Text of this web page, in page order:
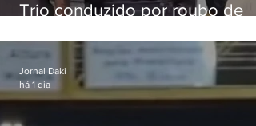
Trio conduzido por roubo de
passagens
Jornal Daki
há 1 dia